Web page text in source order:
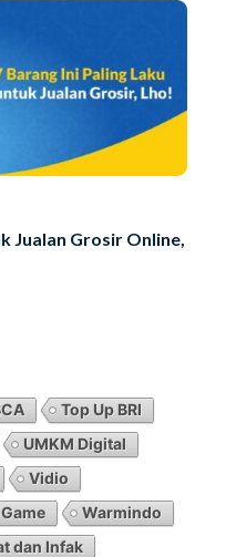
Jualan Grosir Online,
Top Up BRI
UMKM Digital
Vidio
Warmindo
dan Infak